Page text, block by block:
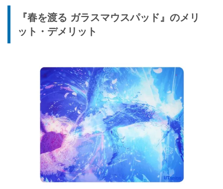
『春を渡る ガラスマウスパッド』のメリ
ット・デメリット